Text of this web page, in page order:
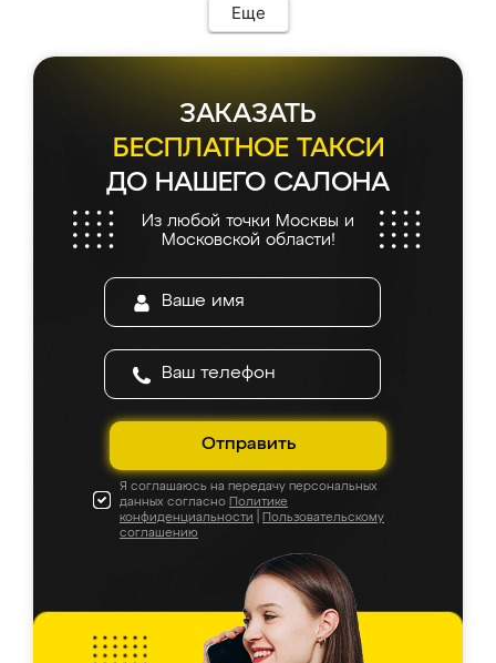
Еще
ЗАКАЗАТЬ
БЕСПЛАТНОЕ ТАКСИ
ДО НАШЕГО САЛОНА
Из любой точки Москвы и
Московской области!
Отправить
Я соглашаюсь на передачу персональных
данных согласно Политике
конфиденциальности
Пользовательскому
соглашению